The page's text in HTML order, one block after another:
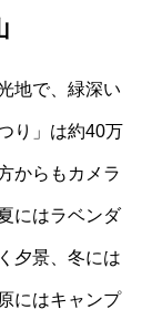
地で、緑深い
り」は約40万
からもカメラ
にはラベンダ
夕景、冬には
にはキャンプ